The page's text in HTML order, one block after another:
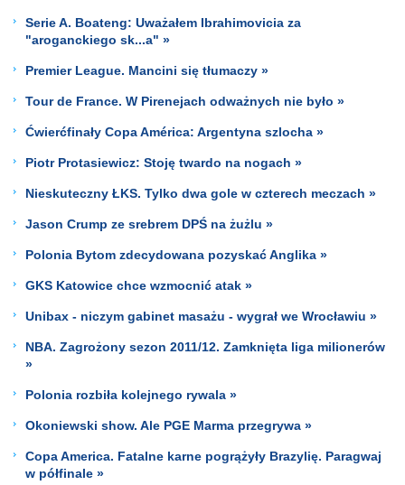
Serie A. Boateng: Uważałem Ibrahimovicia za
"aroganckiego sk...a" »
Premier League. Mancini się tłumaczy »
Tour de France. W Pirenejach odważnych nie było »
Ćwierćfinały Copa América: Argentyna szlocha »
Piotr Protasiewicz: Stoję twardo na nogach »
Nieskuteczny ŁKS. Tylko dwa gole w czterech meczach »
Jason Crump ze srebrem DPŚ na żużlu »
Polonia Bytom zdecydowana pozyskać Anglika »
GKS Katowice chce wzmocnić atak »
Unibax - niczym gabinet masażu - wygrał we Wrocławiu »
NBA. Zagrożony sezon 2011/12. Zamknięta liga milionerów
»
Polonia rozbiła kolejnego rywala »
Okoniewski show. Ale PGE Marma przegrywa »
Copa America. Fatalne karne pogrążyły Brazylię. Paragwaj
w półfinale »